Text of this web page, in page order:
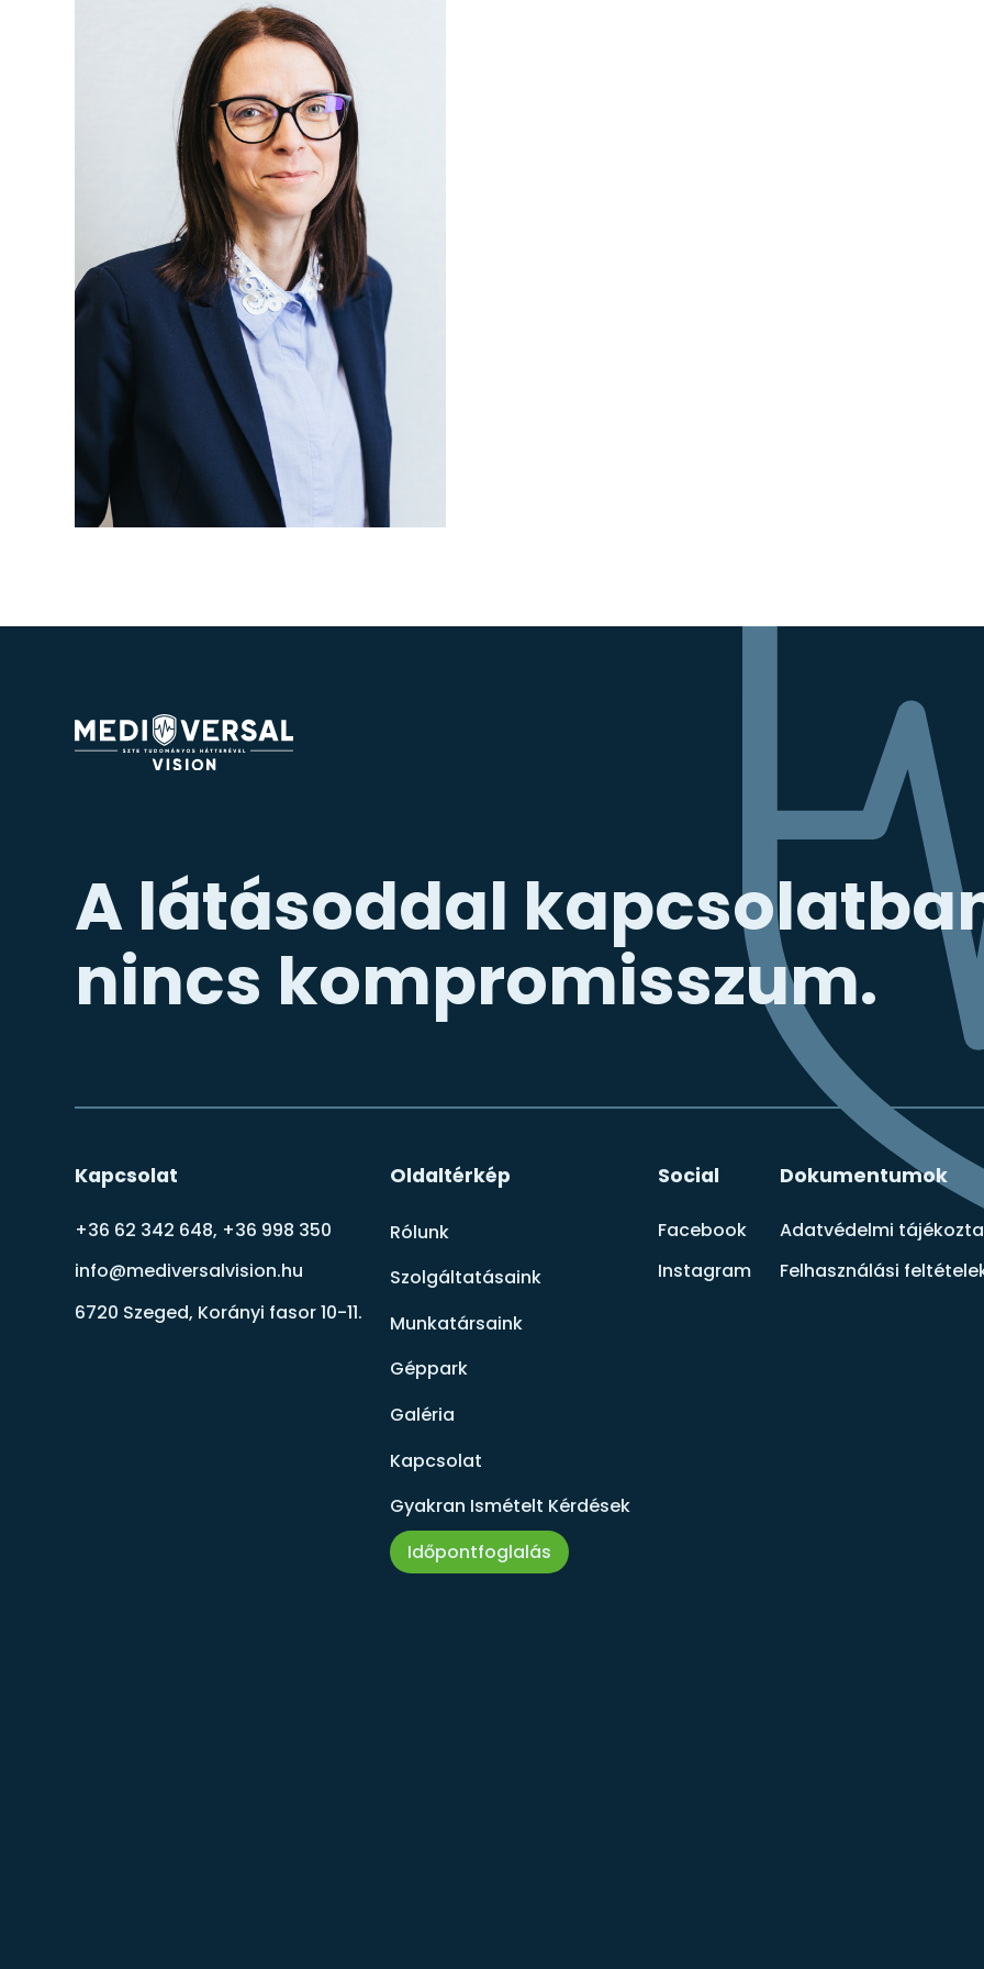
A látásoddal
nincs kompromisszum.
Kapcsolat
+36 62 342 648, +36 998 350
info@mediversalvision.hu
6720 Szeged, Korányi fasor 10-11.
Oldaltérkép
Rólunk
Szolgáltatásaink
Munkatársaink
Géppark
Galéria
Kapcsolat
Gyakran Ismételt Kérdések
Időpontfoglalás
Social
Facebook
Instagram
Dokumentumok
Adatvédelmi
Felhasználási